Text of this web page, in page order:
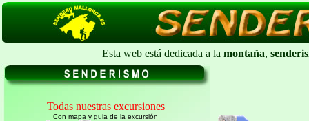
Esta web está dedicada a la montaña,
Todas nuestras excursiones
Con mapa y guia de la excursión